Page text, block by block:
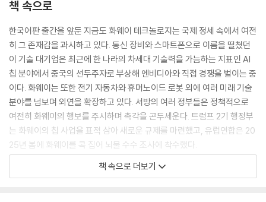
책 속으로
한국어판 출간을 앞둔 지금도 화웨이 테크놀로지는 국제 정세 속에서 여전
히 그 존재감을 과시하고 있다. 통신 장비와 스마트폰으로 이름을 떨쳤던
이 기술 대기업은 최근에 한 나라의 차세대 기술력을 가늠하는 지표인 AI
칩 분야에서 중국의 선두주자로 부상해 엔비디아와 직접 경쟁을 벌이는 중
이다. 화웨이는 또한 전기 자동차와 휴머노이드 로봇 외에 여러 미래 기술
분야를 넘보며 외연을 확장하고 있다. 서방의 여러 정부들은 정책적으로
여전히 화웨이의 행보를 주시하며 촉각을 곤두세운다. 트럼프 2기 행정부
는 화웨이의 칩 사업을 표적 삼아 새로운 규제를 마련했고, 유럽연합은 20
25년 봄에 화웨이를 콕 집어 뇌물 수수 조사에 착수했다.
---「한국어판 서문」중에서
책 속으로 더보기